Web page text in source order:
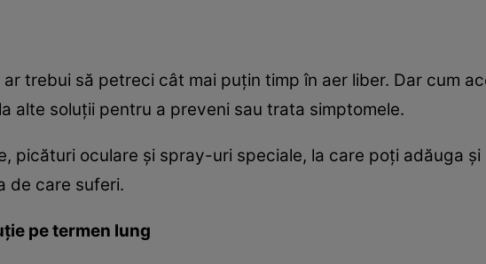
ar trebui să petreci cât mai puţin timp în aer liber. Dar cum
alte soluţii pentru a preveni sau trata simptomele.
picături oculare şi spray-uri speciale, la care poţi adăuga
de care suferi.
pe termen lung